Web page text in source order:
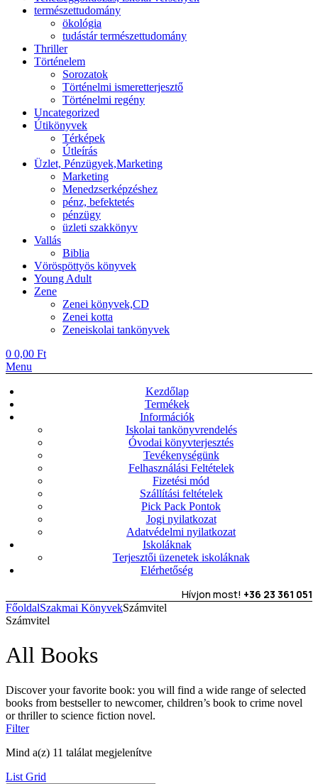
természettudomány
ökológia
tudástár természettudomány
Thriller
Történelem
Sorozatok
Történelmi ismeretterjesztő
Történelmi regény
Uncategorized
Útikönyvek
Térképek
Útleírás
Üzlet, Pénzügyek,Marketing
Marketing
Menedzserképzéshez
pénz, befektetés
pénzügy
üzleti szakkönyv
Vallás
Biblia
Vöröspöttyös könyvek
Young Adult
Zene
Zenei könyvek,CD
Zenei kotta
Zeneiskolai tankönyvek
0 0,00 Ft
Menu
Kezdőlap
Termékek
Információk
Iskolai tankönyvrendelés
Óvodai könyvterjesztés
Tevékenységünk
Felhasználási Feltételek
Fizetési mód
Szállítási feltételek
Pick Pack Pontok
Jogi nyilatkozat
Adatvédelmi nyilatkozat
Iskoláknak
Terjesztői üzenetek iskoláknak
Elérhetőség
Hívjon most! +36 23 361 051
FőoldalSzakmai KönyvekSzámvitel
Számvitel
All Books
Discover your favorite book: you will find a wide range of selected
books from bestseller to newcomer, children’s book to crime novel
or thriller to science fiction novel.
Filter
Mind a(z) 11 találat megjelenítve
List Grid